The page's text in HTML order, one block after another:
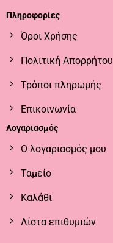
Πληροφορίες
Όροι Χρήσης
Πολιτική Απορρήτου
Τρόποι πληρωμής
Επικοινωνία
Λογαριασμός
Ο λογαριασμός μου
Ταμείο
Καλάθι
Λίστα επιθυμιών